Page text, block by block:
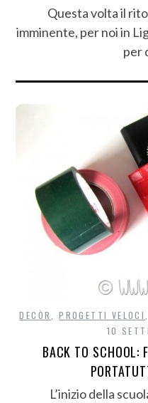
Questa volta il
imminente, per noi in
per
DECÒR ,PROGETTI VELOCI
10
BACK TO SCHOOL:
L’inizio della